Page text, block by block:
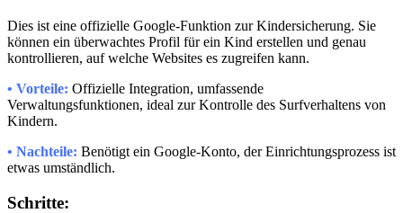
Dies ist eine offizielle Google-Funktion zur Kindersicherung. Sie
können ein überwachtes Profil für ein Kind erstellen und genau
kontrollieren, auf welche Websites es zugreifen kann.
• Vorteile: Offizielle Integration, umfassende
Verwaltungsfunktionen, ideal zur Kontrolle des Surfverhaltens von
Kindern.
• Nachteile: Benötigt ein Google-Konto, der Einrichtungsprozess ist
etwas umständlich.
Schritte: